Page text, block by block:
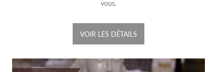
vous.
VOIR LES DÉTAILS